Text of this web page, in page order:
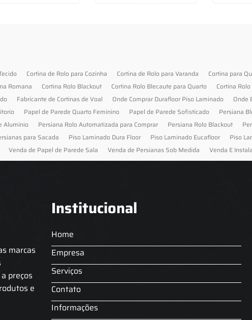
Cortina de Rolo para Cozinha Cortina de Rolo para Varanda
Cortina para
Romana Cortina Rolo Blackout Cortina Rolo Blecaute para Quarto Cortina
Fabricante de Cortinas de Voal Onde Comprar Durafloor Piso Laminado
Onde
Papel de Parede Quarto Feminino Papel de Parede Sofisticado Persiana
Alumínio Persiana Rolo Automatizada para Comprar Persiana Rolo Blackout
para Sacada Piso Laminado Dura Floor Piso Laminado Eucafloor Piso
Venda de Papel de Parede Sala Venda de Persianas Sob Medida Venda E
marcas
preços
e
Institucional
Home
Empresa
Serviços
Contato
Informações